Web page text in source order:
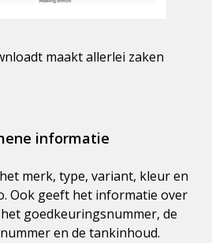
maakt allerlei zaken
informatie
merk, type, variant, kleur en
Ook geeft het informatie over
goedkeuringsnummer, de
en de tankinhoud.